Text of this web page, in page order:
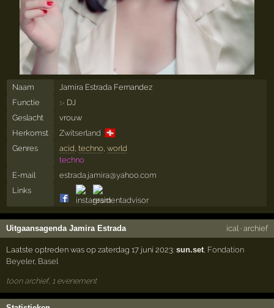
Naam
Jamira Estrada Fernandez
Functie
1× DJ
Geslacht
vrouw
Herkomst
Zwitserland 🇨🇭
Genres acid techno, world
techno
E-mail
estrada.jamira@yahoo.com
Links
Uitgaansagenda Jamira Estrada ical· archief
Laatste optreden was op zaterdag 17 juni 2023:sun.set Fondation
Beyeler, Basel
toon archief, 1 evenement